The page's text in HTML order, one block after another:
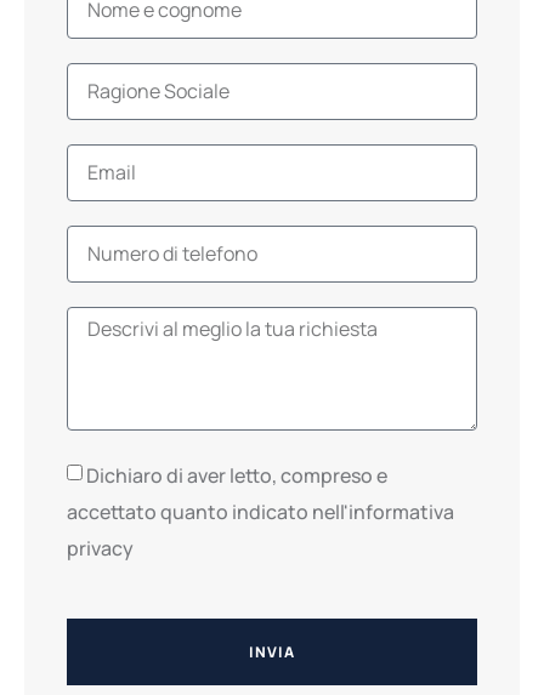
Dichiaro di aver letto, compreso e
accettato quanto indicato nell'informativa
privacy
INVIA